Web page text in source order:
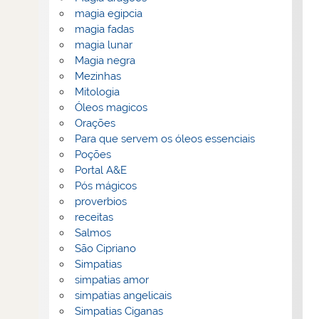
magia egipcia
magia fadas
magia lunar
Magia negra
Mezinhas
Mitologia
Óleos magicos
Orações
Para que servem os óleos essenciais
Poções
Portal A&E
Pós mágicos
proverbios
receitas
Salmos
São Cipriano
Simpatias
simpatias amor
simpatias angelicais
Simpatias Ciganas